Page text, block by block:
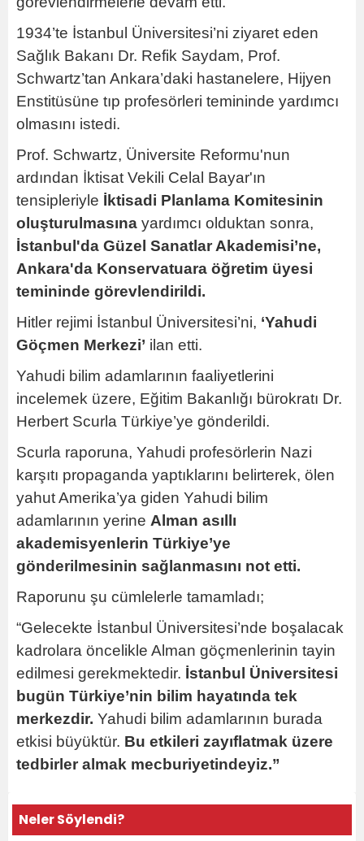
1934’te İstanbul Üniversitesi’ni ziyaret eden
Sağlık Bakanı Dr. Refik Saydam, Prof.
Schwartz’tan Ankara’daki hastanelere, Hijyen
Enstitüsüne tıp profesörleri temininde yardımcı
olmasını istedi.
Prof. Schwartz, Üniversite Reformu'nun
ardından İktisat Vekili Celal Bayar'ın
tensipleriyle İktisadi Planlama Komitesinin
oluşturulmasına yardımcı olduktan sonra,
İstanbul'da Güzel Sanatlar Akademisi’ne,
Ankara'da Konservatuara öğretim üyesi
temininde görevlendirildi.
Hitler rejimi İstanbul Üniversitesi’ni, ‘Yahudi
Göçmen Merkezi’ ilan etti.
Yahudi bilim adamlarının faaliyetlerini
incelemek üzere, Eğitim Bakanlığı bürokratı Dr.
Herbert Scurla Türkiye’ye gönderildi.
Scurla raporuna, Yahudi profesörlerin Nazi
karşıtı propaganda yaptıklarını belirterek, ölen
yahut Amerika’ya giden Yahudi bilim
adamlarının yerine Alman asıllı
akademisyenlerin Türkiye’ye
gönderilmesinin sağlanmasını not etti.
Raporunu şu cümlelerle tamamladı;
“Gelecekte İstanbul Üniversitesi’nde boşalacak
kadrolara öncelikle Alman göçmenlerinin tayin
edilmesi gerekmektedir. İstanbul Üniversitesi
bugün Türkiye’nin bilim hayatında tek
merkezdir. Yahudi bilim adamlarının burada
etkisi büyüktür. Bu etkileri zayıflatmak üzere
tedbirler almak mecburiyetindeyiz.”
Neler Söylendi?